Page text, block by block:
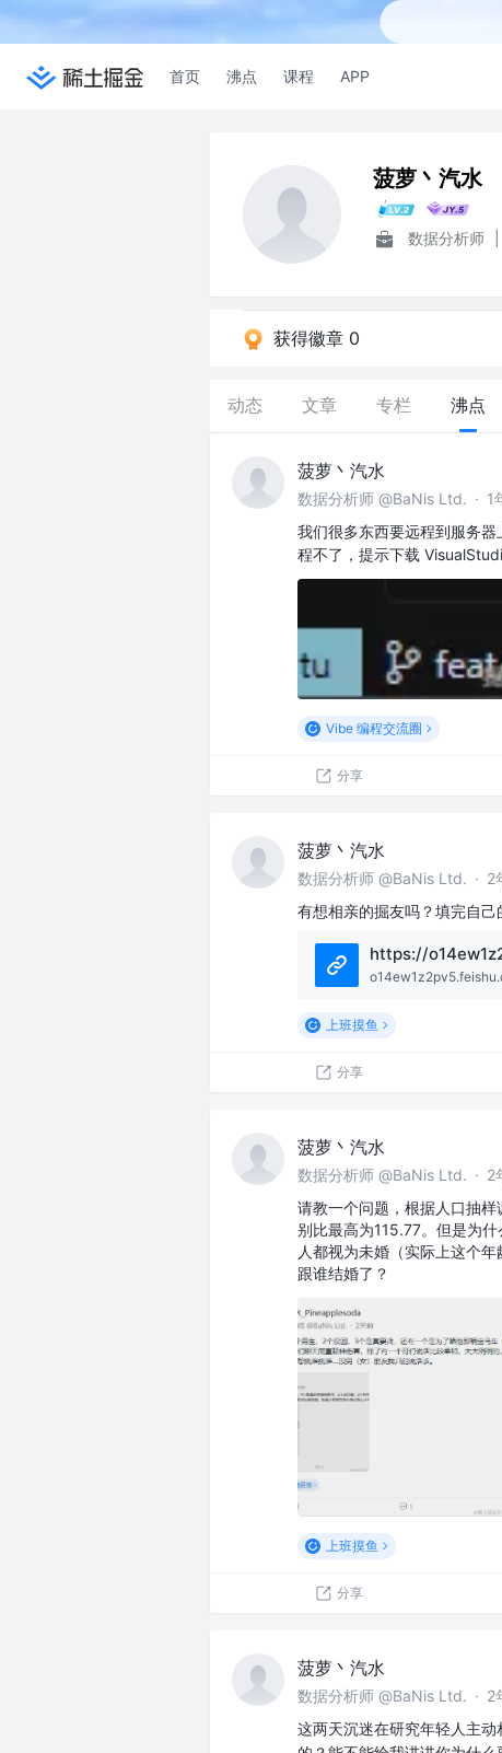
首页 沸点 课程 APP
菠萝丶汽水
数据分析师
获得徽章 0
动态 文章 专栏 沸点
菠萝丶汽水
数据分析师 @BaNis Ltd. · 1
我们很多东西要远程到服务
程不了，提示下载
Vibe 编程交流圈
分享
菠萝丶汽水
数据分析师 @BaNis Ltd. · 2
有想相亲的掘友吗？填完自己
上班摸鱼
分享
菠萝丶汽水
数据分析师 @BaNis Ltd. · 2
请教一个问题，根据人口抽
别比最高为115.77。但是为
人都视为未婚（实际上这个
跟谁结婚了？
上班摸鱼
分享
菠萝丶汽水
数据分析师 @BaNis Ltd. · 2
这两天沉迷在研究年轻人主